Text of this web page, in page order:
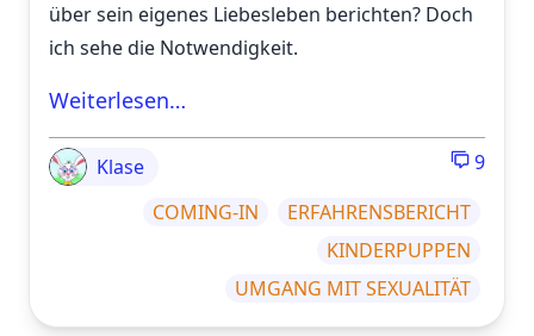
über sein eigenes Liebesleben berichten? Doch
ich sehe die Notwendigkeit.
Weiterlesen…
Klase
9
COMING-IN
ERFAHRENSBERICHT
KINDERPUPPEN
UMGANG MIT SEXUALITÄT